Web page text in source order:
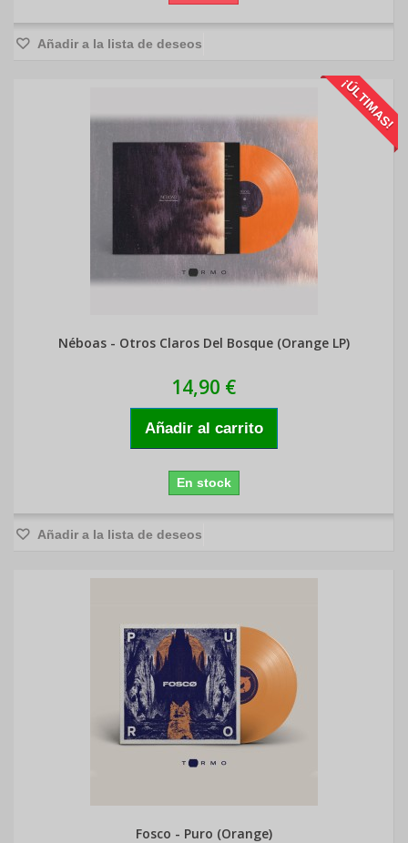
Añadir a la lista de deseos
¡ÚLTIMAS!
Néboas - Otros Claros Del Bosque (Orange LP)
14,90 €
Añadir al carrito
En stock
Añadir a la lista de deseos
Fosco - Puro (Orange)